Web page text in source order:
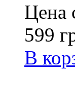
Цена
599
В